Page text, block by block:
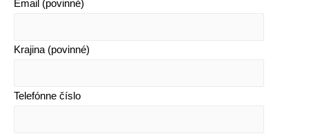
Pro
Email (povinné)
Krajina (povinné)
Telefónne číslo